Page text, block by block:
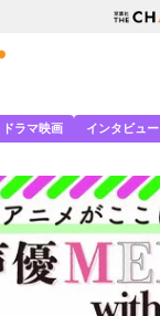
ドラマ映画 インタビュー